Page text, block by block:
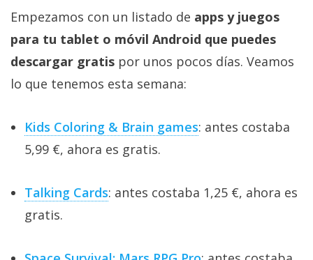
Empezamos con un listado de apps y juegos
para tu tablet o móvil Android que puedes
descargar gratis por unos pocos días. Veamos
lo que tenemos esta semana:
Kids Coloring & Brain games: antes costaba
5,99 €, ahora es gratis.
Talking Cards: antes costaba 1,25 €, ahora es
gratis.